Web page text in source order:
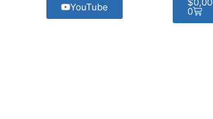
YouTube 0